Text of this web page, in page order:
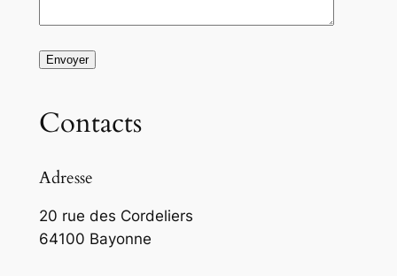
Contacts
Adresse
20 rue des Cordeliers
64100 Bayonne